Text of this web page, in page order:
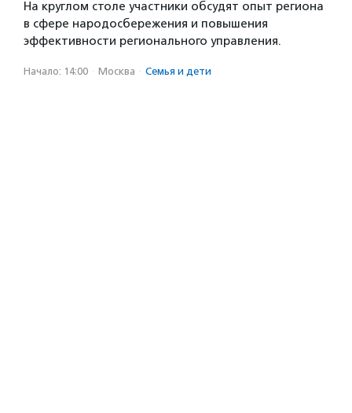
На круглом столе участники обсудят опыт региона
в сфере народосбережения и повышения
эффективности регионального управления.
Начало: 14:00 · Москва · Семья и дети